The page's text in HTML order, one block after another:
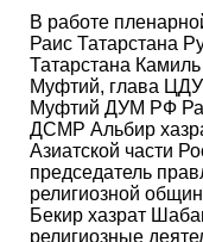
В работе
Раис Татарстана
Татарстана
Муфтий, глава
Муфтий ДУМ РФ
ДСМР Альбир
Азиатской части
председатель
религиозной
Бекир хазрат
религиозные